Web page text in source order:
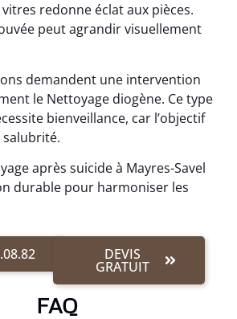
redonne éclat aux pièces.
peut agrandir visuellement
demandent une intervention
le Nettoyage diogène. Ce type
bienveillance, car l’objectif
après suicide à Mayres-Savel
durable pour harmoniser les
DEVIS
GRATUIT
FAQ